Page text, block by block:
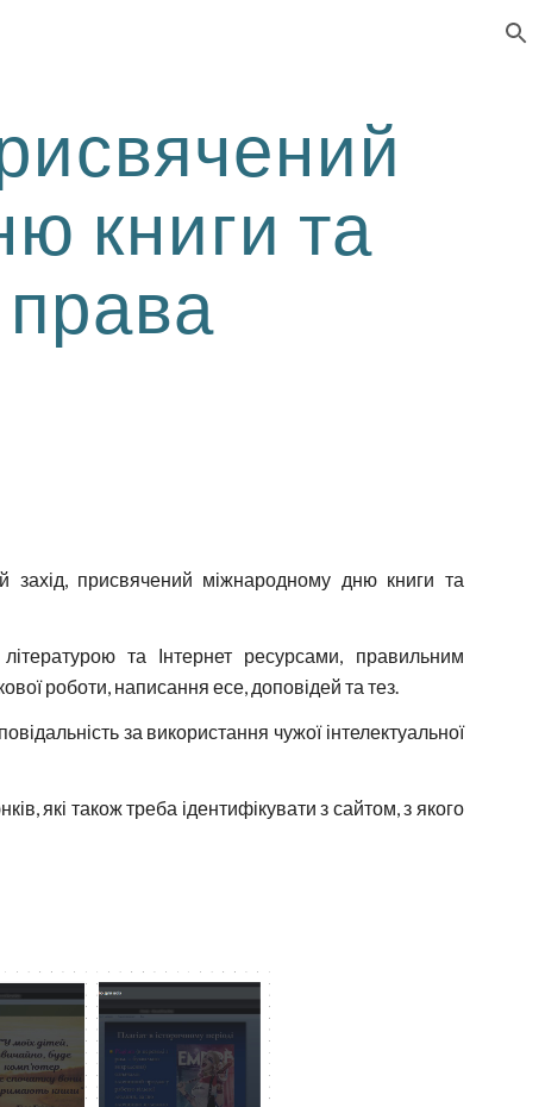
книги та
права
захід, присвячений міжнародному дню книги та
та Інтернет ресурсами, правильним
роботи, написання есе, доповідей та тез.
за використання чужої інтелектуальної
які також треба ідентифікувати з сайтом, з якого